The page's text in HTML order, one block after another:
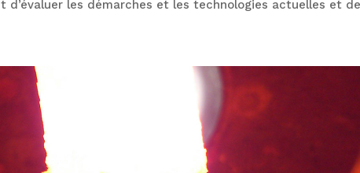
les démarches et les technologies actuelles et